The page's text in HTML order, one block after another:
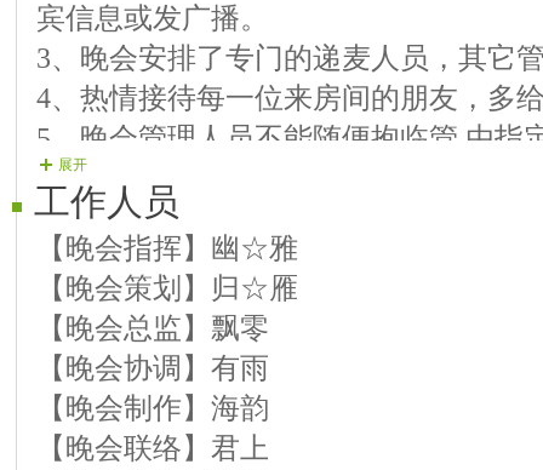
14、演员 【潇洒】 歌曲《甘心情愿爱
15、演员 【归雁】 歌曲《月下荡舟》
16、演员 【开心】 歌曲《等你等了那
17、演员 【狼】 歌曲《多想做你最爱
18、演员 【隔壁】歌曲《希望今天遇
宾信息或发广播。
3、晚会安排了专门的递麦人员，其它
4、热情接待每一位来房间的朋友，多
5、晚会管理人员不能随便抱临管,由指
展开
工作人员
【晚会指挥】幽☆雅
【晚会策划】归☆雁
【晚会总监】飘零
【晚会协调】有雨
【晚会制作】海韵
【晚会联络】君上